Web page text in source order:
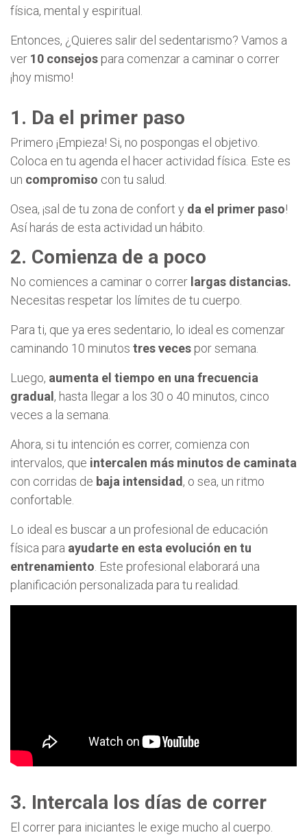
física, mental y espiritual.
Entonces, ¿Quieres salir del sedentarismo? Vamos a
ver 10 consejos para comenzar a caminar o correr
¡hoy mismo!
1. Da el primer paso
Primero ¡Empieza! Si, no pospongas el objetivo.
Coloca en tu agenda el hacer actividad física. Este es
un compromiso con tu salud.
Osea, ¡sal de tu zona de confort y da el primer paso!
Así harás de esta actividad un hábito.
2. Comienza de a poco
No comiences a caminar o correr largas distancias.
Necesitas respetar los límites de tu cuerpo.
Para ti, que ya eres sedentario, lo ideal es comenzar
caminando 10 minutos tres veces por semana.
Luego, aumenta el tiempo en una frecuencia
gradual, hasta llegar a los 30 o 40 minutos, cinco
veces a la semana.
Ahora, si tu intención es correr, comienza con
intervalos, que intercalen más minutos de caminata
con corridas de baja intensidad, o sea, un ritmo
confortable.
Lo ideal es buscar a un profesional de educación
física para ayudarte en esta evolución en tu
entrenamiento . Este profesional elaborará una
planificación personalizada para tu realidad.
3. Intercala los días de correr
El correr para iniciantes le exige mucho al cuerpo.